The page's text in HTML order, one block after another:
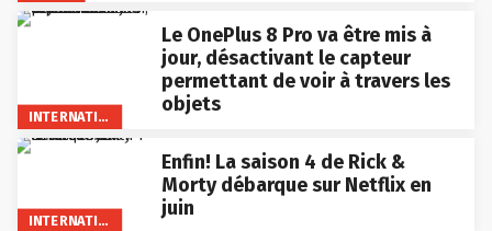
INTERNATIONAL
Le OnePlus 8 Pro va être mis à
jour, désactivant le capteur
permettant de voir à travers les
objets
INTERNATIONAL
Enfin! La saison 4 de Rick &
Morty débarque sur Netflix en
juin